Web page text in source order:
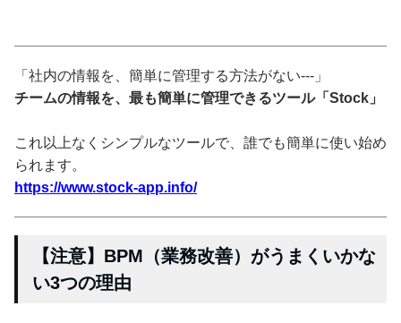
「社内の情報を、簡単に管理する方法がない---」
チームの情報を、最も簡単に管理できるツール「Stock」
これ以上なくシンプルなツールで、誰でも簡単に使い始め
られます。
https://www.stock-app.info/
【注意】BPM（業務改善）がうまくいかな
い3つの理由